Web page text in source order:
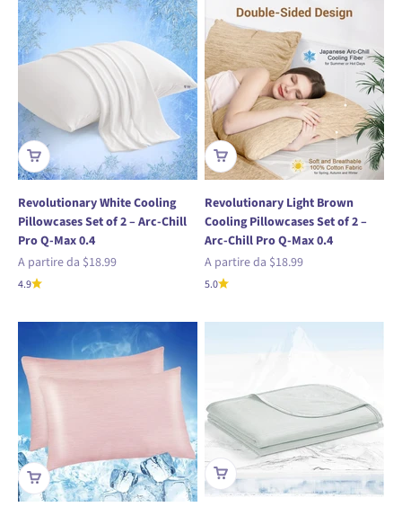
Revolutionary White Cooling
Pillowcases Set of 2 – Arc-Chill
Pro Q-Max 0.4
Prezzo scontato
A partire da $18.99
4.9
Revolutionary Light Brown
Cooling Pillowcases Set of 2 –
Arc-Chill Pro Q-Max 0.4
Prezzo scontato
A partire da $18.99
5.0